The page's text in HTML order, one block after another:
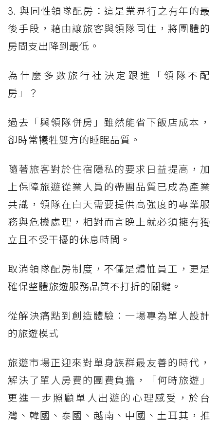
3. 與同性領隊配房：這是業界行之有年的最
後手段，藉由讓旅客與領隊同住，將團體的
房間支出降到最低。
為什麼多數旅行社決定跟進「領隊不配
房」？
過去「與領隊併房」雖然能省下飯店成本，
卻時常犧牲雙方的睡眠品質。
隨著旅客對於住宿隱私的要求日益提高，加
上保障旅遊從業人員的帶團品質已成為產業
共識，領隊在白天需要提供高強度的專業服
務與危機處理，相對而言晚上就必須擁有獨
立且不受干擾的休息時間。
取消領隊配房制度，不僅是體恤員工，更是
確保整體旅遊服務品質不打折的關鍵。
從解決痛點到創造體驗：一場專為單人設計
的旅遊模式
旅遊市場正迎來對單身族群最友善的時代，
解決了單人房費的團費負擔，「何時旅遊」
更進一步照顧單人出遊的心理感受，於台
灣、韓國、泰國、越南、中國、土耳其，推